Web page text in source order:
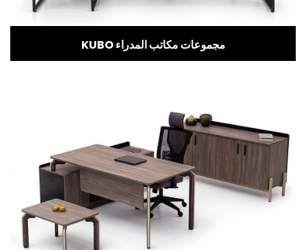
KUBO مجموعات مكاتب المدراء